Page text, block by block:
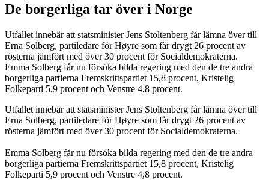
De borgerliga tar över i Norge
Utfallet innebär att statsminister Jens Stoltenberg får lämna över till
Erna Solberg, partiledare för Høyre som får drygt 26 procent av
rösterna jämfört med över 30 procent för Socialdemokraterna.
Emma Solberg får nu försöka bilda regering med den de tre andra
borgerliga partierna Fremskrittspartiet 15,8 procent, Kristelig
Folkeparti 5,9 procent och Venstre 4,8 procent.
Utfallet innebär att statsminister Jens Stoltenberg får lämna över till
Erna Solberg, partiledare för Høyre som får drygt 26 procent av
rösterna jämfört med över 30 procent för Socialdemokraterna.
Emma Solberg får nu försöka bilda regering med den de tre andra
borgerliga partierna Fremskrittspartiet 15,8 procent, Kristelig
Folkeparti 5,9 procent och Venstre 4,8 procent.